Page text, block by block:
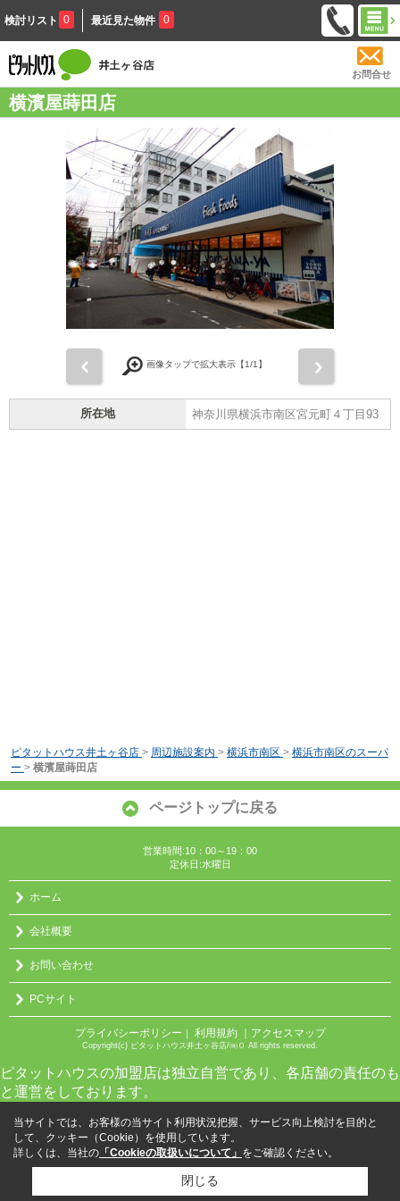
検討リスト 0 最近見た物件 0
お問合せ
横濱屋蒔田店
画像タップで拡大表示【1/1】
所在地 神奈川県横浜市南区宮元町４丁目93
ピタットハウス井土ヶ谷店 > 周辺施設案内 > 横浜市南区 > 横浜市南区のスーパ
ー > 横濱屋蒔田店
ページトップに戻る
営業時間:10：00～19：00
定休日:水曜日
ホーム
会社概要
お問い合わせ
PCサイト
プライバシーポリシー ｜ 利用規約 ｜アクセスマップ
Copyright(c) ピタットハウス井土ヶ谷店/㈱０ All rights reserved.
ピタットハウスの加盟店は独立自営であり、各店舗の責任のも
と運営をしております。
当サイトでは、お客様の当サイト利用状況把握、サービス向上検討を目的と
して、クッキー（Cookie）を使用しています。
詳しくは、当社の 「Cookieの取扱いについて」 をご確認ください。
閉じる